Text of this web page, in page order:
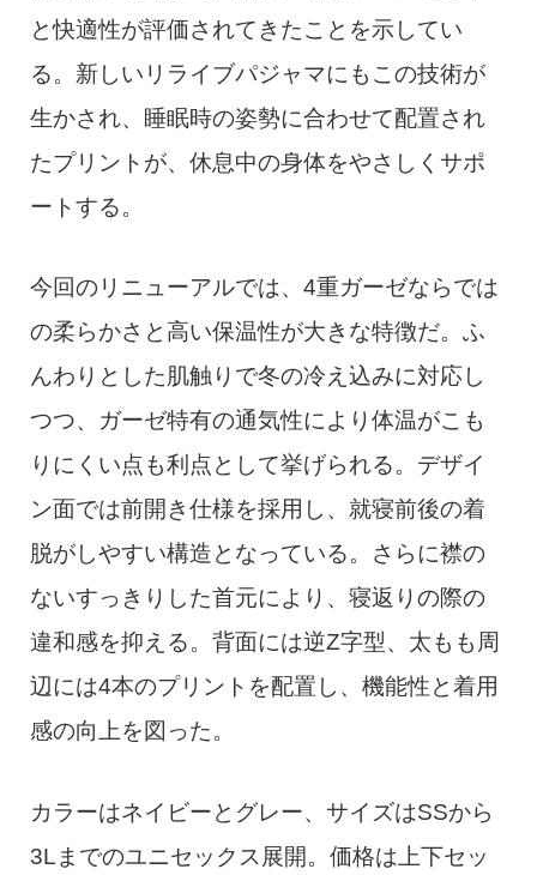
と快適性が評価されてきたことを示してい
る。新しいリライブパジャマにもこの技術が
生かされ、睡眠時の姿勢に合わせて配置され
たプリントが、休息中の身体をやさしくサポ
ートする。
今回のリニューアルでは、4重ガーゼならでは
の柔らかさと高い保温性が大きな特徴だ。ふ
んわりとした肌触りで冬の冷え込みに対応し
つつ、ガーゼ特有の通気性により体温がこも
りにくい点も利点として挙げられる。デザイ
ン面では前開き仕様を採用し、就寝前後の着
脱がしやすい構造となっている。さらに襟の
ないすっきりした首元により、寝返りの際の
違和感を抑える。背面には逆Z字型、太もも周
辺には4本のプリントを配置し、機能性と着用
感の向上を図った。
カラーはネイビーとグレー、サイズはSSから
3Lまでのユニセックス展開。価格は上下セッ